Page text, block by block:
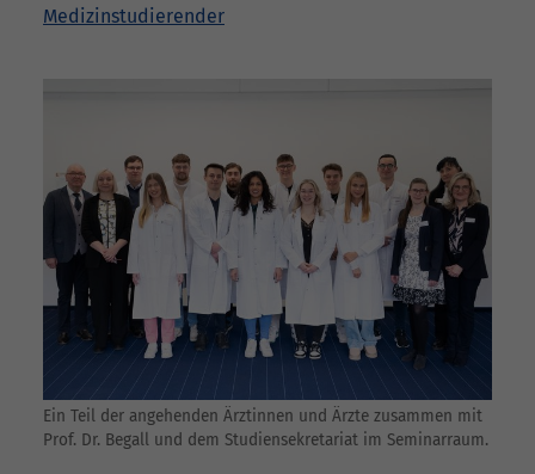
Medizinstudierender
Ein Teil der angehenden Ärztinnen und Ärzte zusammen mit
Prof. Dr. Begall und dem Studiensekretariat im Seminarraum.